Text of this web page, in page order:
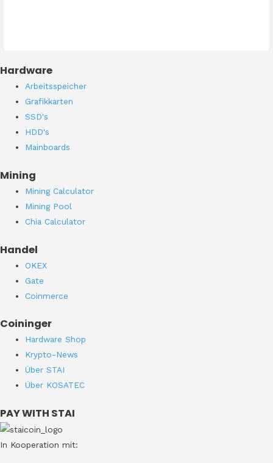
Hardware
Arbeitsspeicher
Grafikkarten
SSD's
HDD's
Mainboards
Mining
Mining Calculator
Mining Pool
Chia Calculator
Handel
OKEX
Gate
Coinmerce
Coininger
Hardware Shop
Krypto-News
Über STAI
Über KOSATEC
PAY WITH STAI
In Kooperation mit: